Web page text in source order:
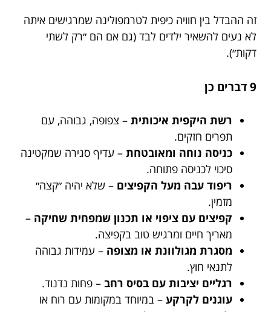
זה ההבדל בין חוויה כיפית לטרמפולינה שמרגישים איתה
לא נעים להשאיר ילדים לבד (גם אם הם ״רק לשתי
דקות״).
9 דברים כן
רשת היקפית איכותית – צפופה, גבוהה, עם
תפרים חזקים.
כניסה נוחה ומאובטחת – עדיף סגירה שמקטינה
סיכוי לכניסה פתוחה.
ריפוד עבה מעל הקפיצים – שלא יהיה ״קצה״
מזמין.
קפיצים עם ציפוי או תכנון שמפחית שחיקה –
מאריך חיים ומרגיש טוב בקפיצה.
מסגרת מגולוונת או מצופה – עמידות גבוהה
לתנאי חוץ.
רגליים יציבות עם בסיס רחב – פחות נדנוד.
עוגנים לקרקע – במיוחד במקומות עם רוח או